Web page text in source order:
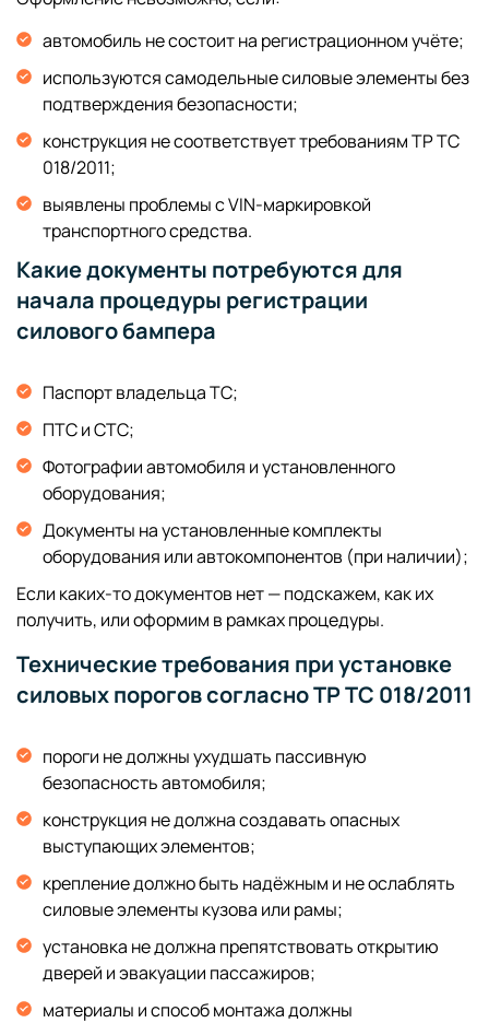
автомобиль не состоит на регистрационном учёте;
используются самодельные силовые элементы без
подтверждения безопасности;
конструкция не соответствует требованиям ТР ТС
018/2011;
выявлены проблемы с VIN-маркировкой
транспортного средства.
Какие документы потребуются для
начала процедуры регистрации
силового бампера
Паспорт владельца ТС;
ПТС и СТС;
Фотографии автомобиля и установленного
оборудования;
Документы на установленные комплекты
оборудования или автокомпонентов (при наличии);
Если каких-то документов нет — подскажем, как их
получить, или оформим в рамках процедуры.
Технические требования при установке
силовых порогов согласно ТР ТС 018/2011
пороги не должны ухудшать пассивную
безопасность автомобиля;
конструкция не должна создавать опасных
выступающих элементов;
крепление должно быть надёжным и не ослаблять
силовые элементы кузова или рамы;
установка не должна препятствовать открытию
дверей и эвакуации пассажиров;
материалы и способ монтажа должны